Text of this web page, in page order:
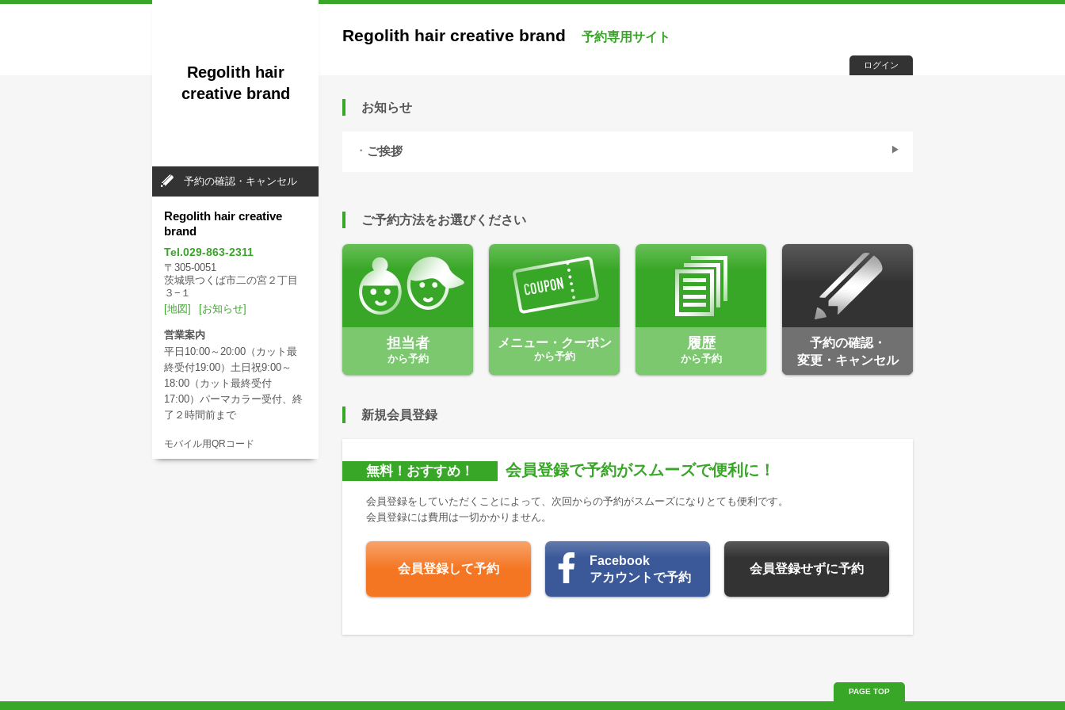
Regolith hair creative brand 予約専用サイト
ログイン
お知らせ
ご挨拶
ご予約方法をお選びください
担当者
から予約
メニュー・クーポン
から予約
履歴
から予約
予約の確認・
変更・キャンセル
新規会員登録
無料！おすすめ！ 会員登録で予約がスムーズで便利に！
会員登録をしていただくことによって、次回からの予約がスムーズになりとても便利です。
会員登録には費用は一切かかりません。
会員登録して予約
Facebook
アカウントで予約
会員登録せずに予約
Regolith hair
creative brand
予約の確認・キャンセル
Regolith hair creative
brand
Tel.029-863-2311
〒305-0051
茨城県つくば市二の宮２丁目
３−１
[地図]
[お知らせ]
営業案内
平日10:00～20:00（カット最
終受付19:00）土日祝9:00～
18:00（カット最終受付
17:00）パーマカラー受付、終
了２時間前まで
モバイル用QRコード
PAGE TOP